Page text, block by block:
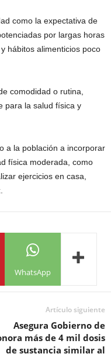
como la expectativa de
por largas horas
hábitos alimenticios poco
comodidad o rutina,
para la salud física y
a la población a incorporar
física moderada, como
ejercicios en casa,
WhatsApp
Artículo siguiente
Asegura Gobierno de
más de 4 mil dosis
de sustancia similar al